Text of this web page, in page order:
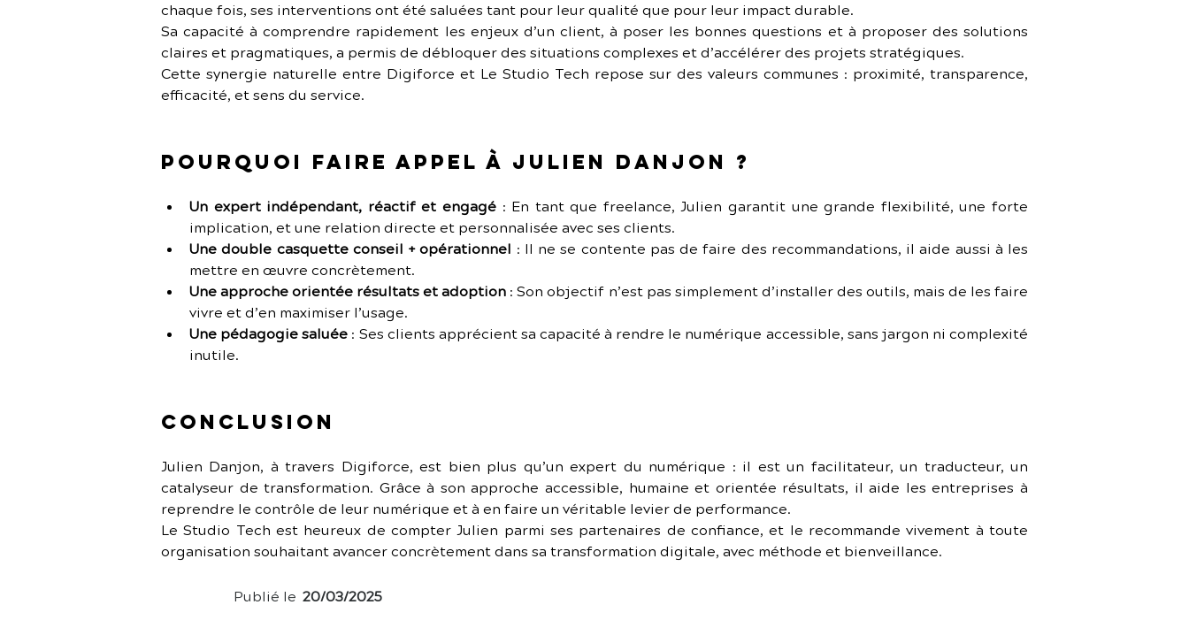
chaque fois, ses interventions ont été saluées tant pour leur qualité que pour leur impact durable.
Sa capacité à comprendre rapidement les enjeux d’un client, à poser les bonnes questions et à proposer des solutions
claires et pragmatiques, a permis de débloquer des situations complexes et d’accélérer des projets stratégiques.
Cette synergie naturelle entre Digiforce et Le Studio Tech repose sur des valeurs communes : proximité, transparence,
efficacité, et sens du service.
Pourquoi faire appel à Julien Danjon ?
Un expert indépendant, réactif et engagé : En tant que freelance, Julien garantit une grande flexibilité, une forte
implication, et une relation directe et personnalisée avec ses clients.
Une double casquette conseil + opérationnel : Il ne se contente pas de faire des recommandations, il aide aussi à les
mettre en œuvre concrètement.
Une approche orientée résultats et adoption : Son objectif n’est pas simplement d’installer des outils, mais de les faire
vivre et d’en maximiser l’usage.
Une pédagogie saluée : Ses clients apprécient sa capacité à rendre le numérique accessible, sans jargon ni complexité
inutile.
Conclusion
Julien Danjon, à travers Digiforce, est bien plus qu’un expert du numérique : il est un facilitateur, un traducteur, un
catalyseur de transformation. Grâce à son approche accessible, humaine et orientée résultats, il aide les entreprises à
reprendre le contrôle de leur numérique et à en faire un véritable levier de performance.
Le Studio Tech est heureux de compter Julien parmi ses partenaires de confiance, et le recommande vivement à toute
organisation souhaitant avancer concrètement dans sa transformation digitale, avec méthode et bienveillance.
Publié le 20/03/2025